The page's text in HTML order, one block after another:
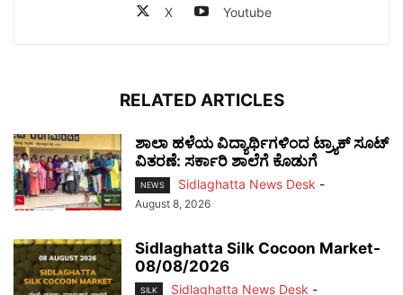
X Youtube
RELATED ARTICLES
ಶಾಲಾ ಹಳೆಯ ವಿದ್ಯಾರ್ಥಿಗಳಿಂದ ಟ್ರ್ಯಾಕ್‌ ಸೂಟ್
ವಿತರಣೆ: ಸರ್ಕಾರಿ ಶಾಲೆಗೆ ಕೊಡುಗೆ
NEWS Sidlaghatta News Desk -
August 8, 2026
Sidlaghatta Silk Cocoon Market-
08/08/2026
SILK Sidlaghatta News Desk -